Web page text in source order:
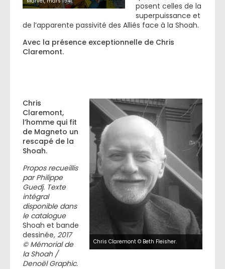
posent celles de la
superpuissance et
de l’apparente passivité des Alliés face à la Shoah.
Avec la présence exceptionnelle de Chris
Claremont.
Chris Claremont © Beth Fleisher.
Chris
Claremont,
l’homme qui fit
de Magneto un
rescapé de la
Shoah.
Propos recueillis
par Philippe
Guedj. Texte
intégral
disponible dans
le catalogue
Shoah et bande
dessinée, 2017
© Mémorial de
la Shoah /
Denoël Graphic.